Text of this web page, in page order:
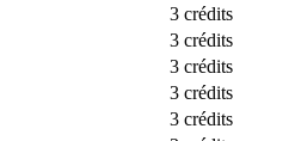
3 crédits
3 crédits
3 crédits
3 crédits
3 crédits